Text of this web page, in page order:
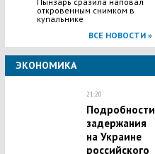
откровенным снимком в
купальнике
ВСЕ НОВОСТИ »
ЭКОНОМИКА
21:20
Подробности
задержания
на Украине
российского